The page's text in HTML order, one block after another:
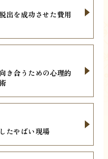
出を成功させた費用
き合うための心理的
たやばい現場